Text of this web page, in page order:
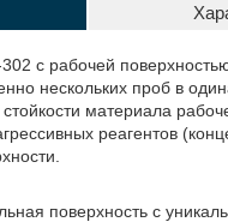
с рабочей
нескольких проб в
материала
реагентов
поверхность с